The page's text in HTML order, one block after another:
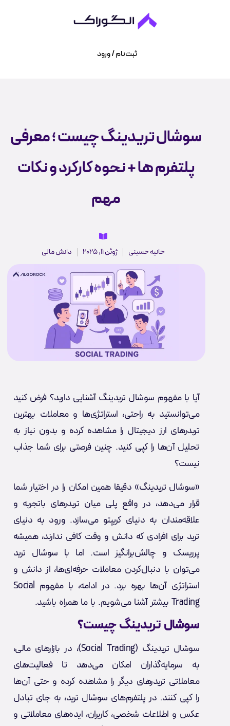
ثبت‌نام / ورود
سوشال تریدینگ چیست ؛ معرفی
پلتفرم ها + نحوه کارکرد و نکات
مهم
حانیه حسینی ژوئن 11, 2025 دانش مالی
آیا با مفهوم سوشال تریدینگ آشنایی دارید؟ فرض کنید
می‌توانستید به راحتی، استراتژی‌ها و معاملات بهترین
تریدرهای ارز دیجیتال را مشاهده کرده و بدون نیاز به
تحلیل آن‌ها را کپی کنید. چنین فرصتی برای شما جذاب
نیست؟
«سوشال تریدینگ» دقیقا همین امکان را در اختیار شما
قرار می‌دهد، در واقع پلی میان تریدرهای باتجربه و
علاقه‌مندان به دنیای کریپتو می‌سازد. ورود به دنیای
ترید برای افرادی که دانش و وقت کافی ندارند، همیشه
پرریسک و چالش‌برانگیز است. اما با سوشال ترید
می‌توان با دنبال‌کردن معاملات حرفه‌ای‌ها، از دانش و
استراتژی آن‌ها بهره برد. در ادامه، با مفهوم Social
Trading بیشتر آشنا می‌شویم. با ما همراه باشید.
سوشال تریدینگ چیست؟
سوشال تریدینگ (Social Trading)، در بازارهای مالی،
به سرمایه‌گذاران امکان می‌دهد تا فعالیت‌های
معاملاتی تریدرهای دیگر را مشاهده کرده و حتی آن‌ها
را کپی کنند. در پلتفرم‌های سوشال ترید، به جای تبادل
عکس و اطلاعات شخصی، کاربران، ایده‌های معاملاتی و